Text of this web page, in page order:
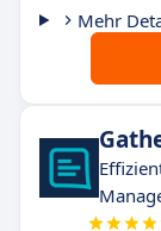
Mehr